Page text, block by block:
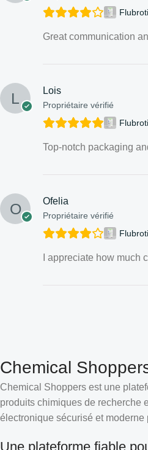
Great communication
Lois
Propriétaire vérifié
Top-notch packaging
Ofelia
Propriétaire vérifié
I appreciate how much
Chemical
Chemical Shoppers est une
produits chimiques de recherche
électronique sécurisé et
Une plateforme fiable